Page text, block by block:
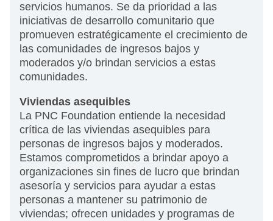
servicios humanos. Se da prioridad a las
iniciativas de desarrollo comunitario que
promueven estratégicamente el crecimiento de
las comunidades de ingresos bajos y
moderados y/o brindan servicios a estas
comunidades.
Viviendas asequibles
La PNC Foundation entiende la necesidad
crítica de las viviendas asequibles para
personas de ingresos bajos y moderados.
Estamos comprometidos a brindar apoyo a
organizaciones sin fines de lucro que brindan
asesoría y servicios para ayudar a estas
personas a mantener su patrimonio de
viviendas; ofrecen unidades y programas de